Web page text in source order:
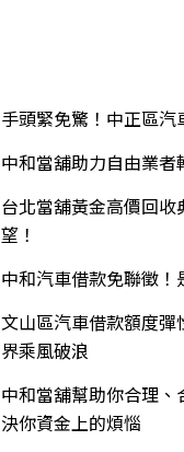
手頭緊免驚！中正區
中和當舖助力自由業者
台北當舖黃金高價回
望！
中和汽車借款免聯徵！
文山區汽車借款額度
界乘風破浪
中和當舖幫助你合理
決你資金上的煩惱